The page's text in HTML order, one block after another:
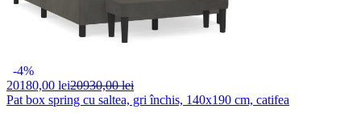
-4%
20180,00 lei20930,00 lei
Pat box spring cu saltea, gri închis, 140x190 cm, catifea